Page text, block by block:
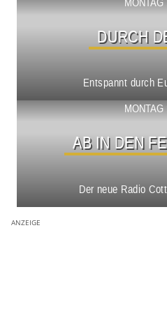
DURCH
Entspannt durch
MONTAG
AB IN DEN
Der neue Radio
Show ansehen